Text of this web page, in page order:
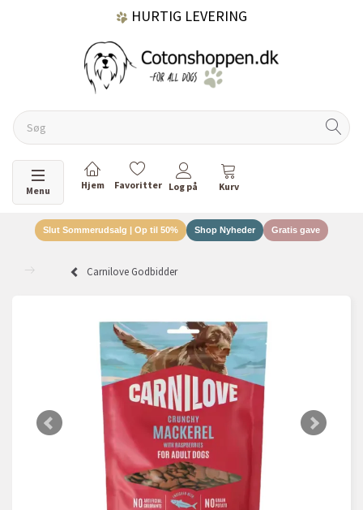
HURTIG LEVERING
60 DAGES RETURRET
Skifte navigation
Menu
Slut Sommerudsalg | Op til 50% Shop Nyheder Gratis gave
Carnilove Godbidder